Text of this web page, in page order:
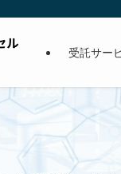
受託サー